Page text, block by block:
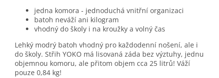
jedna komora - jednoduchá vnitřní organizaci
batoh neváží ani kilogram
vhodný do školy i na kroužky a volný čas
Lehký modrý batoh vhodný pro každodenní nošení, ale i
do školy. Střih YOKO má lisovaná záda bez výztuhy, jednu
objemnou komoru, ale přitom objem cca 25 litrů! Váží
pouze 0,84 kg!